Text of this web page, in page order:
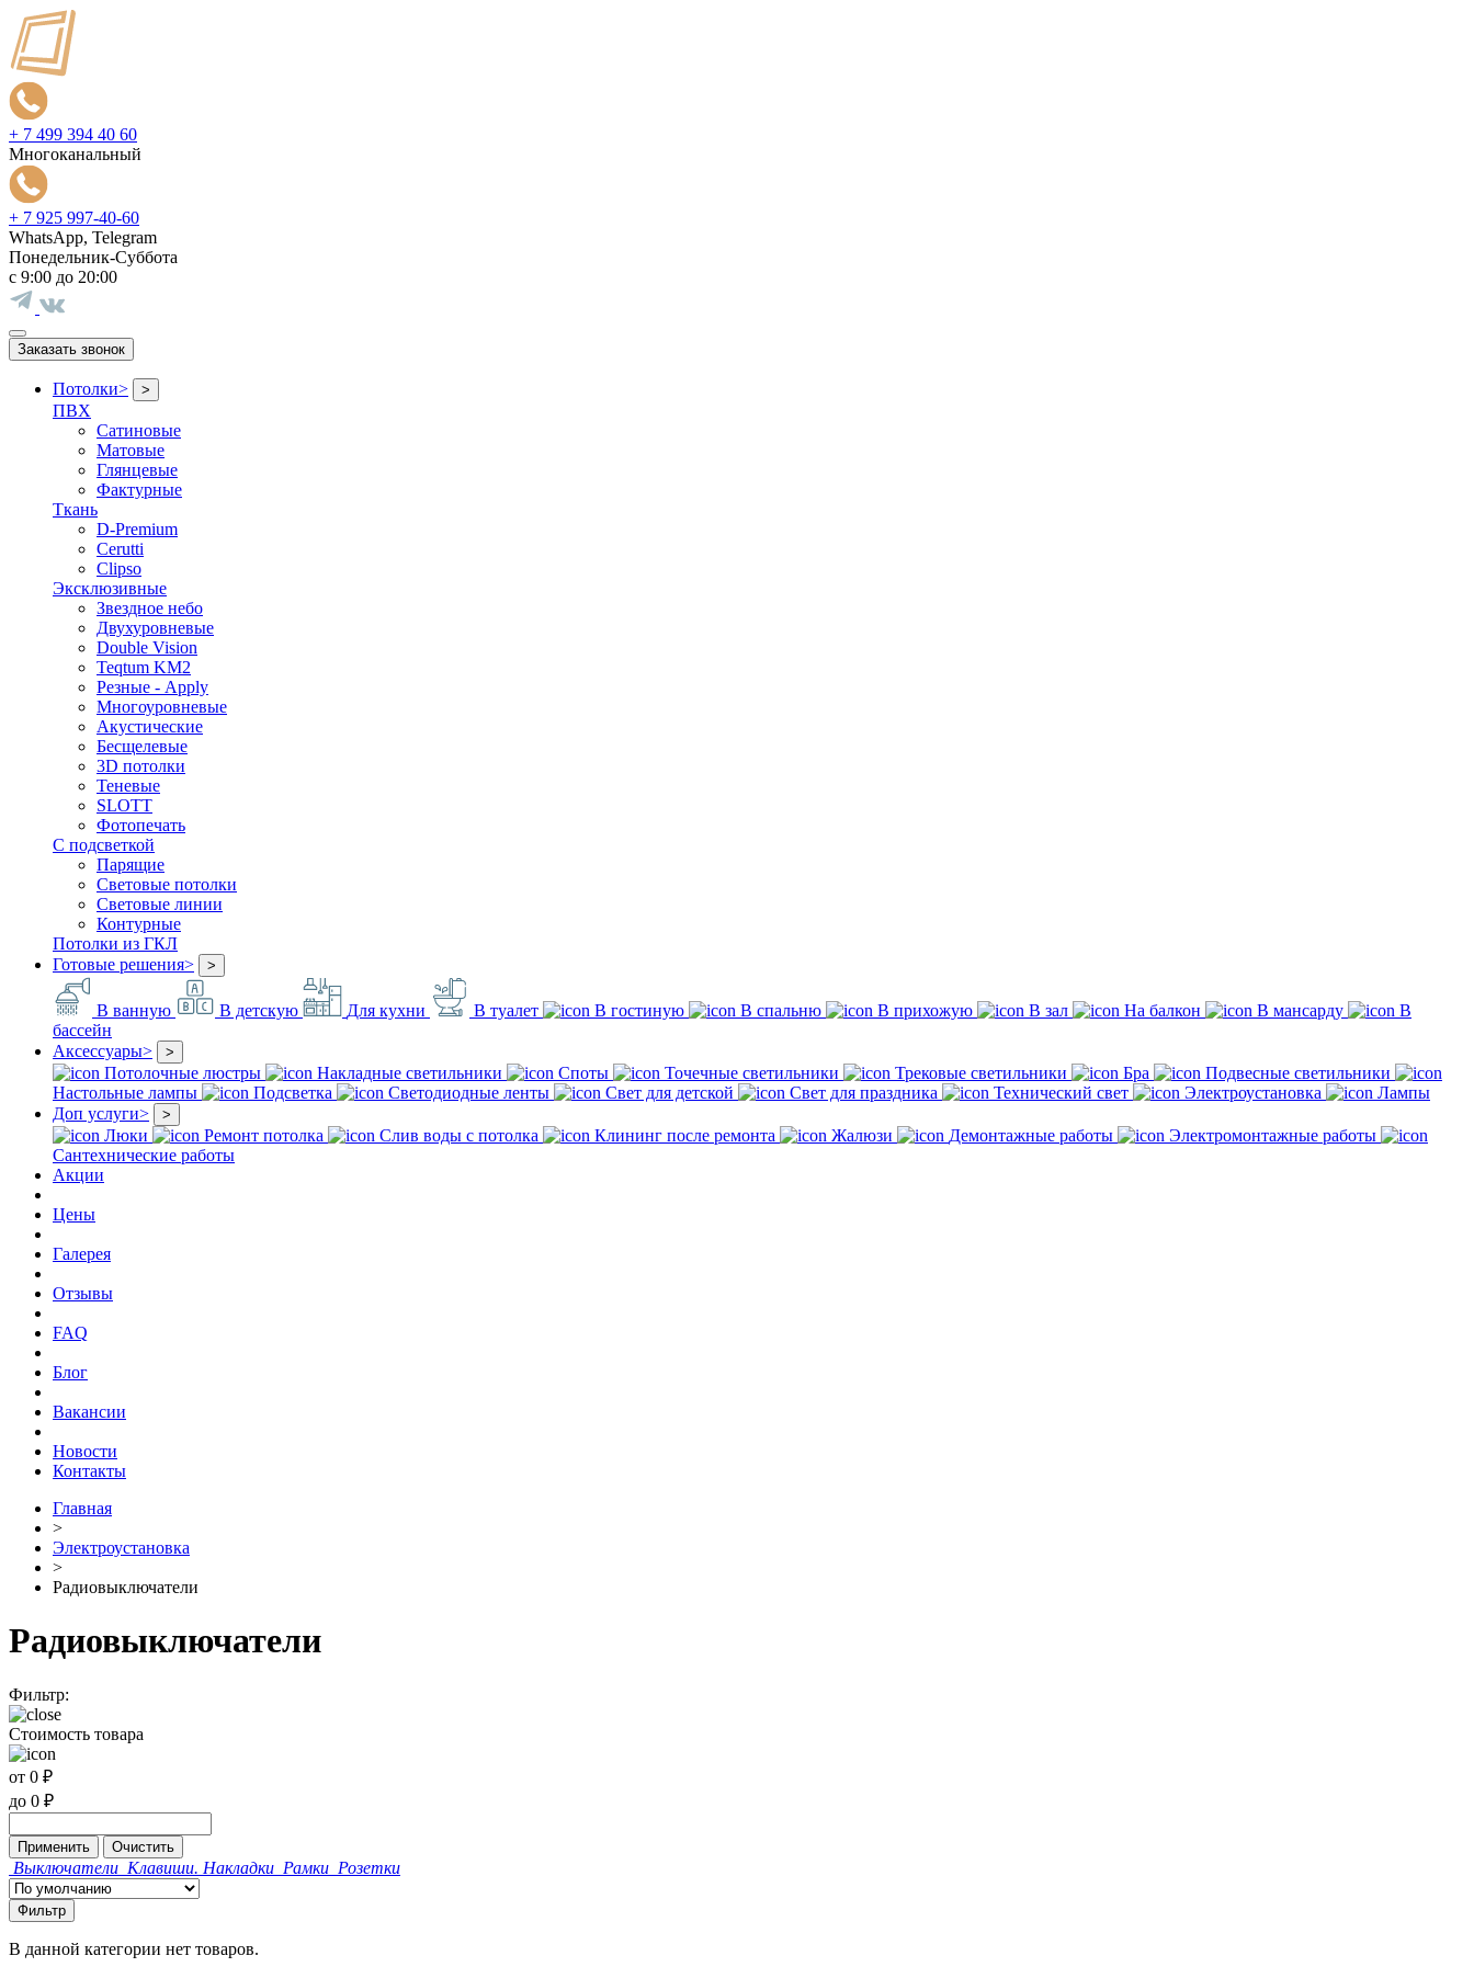
+ 7 499 394 40 60
Многоканальный
+ 7 925 997-40-60
WhatsApp, Telegram
Понедельник-Суббота
с 9:00 до 20:00
Заказать звонок
Потолки> >
ПВХ
Сатиновые
Матовые
Глянцевые
Фактурные
Ткань
D-Premium
Cerutti
Clipso
Эксклюзивные
Звездное небо
Двухуровневые
Double Vision
Teqtum KM2
Резные - Apply
Многоуровневые
Акустические
Бесщелевые
3D потолки
Теневые
SLOTT
Фотопечать
С подсветкой
Парящие
Световые потолки
Световые линии
Контурные
Потолки из ГКЛ
Готовые решения> >
В ванную В детскую Для кухни В туалет В гостиную В спальню В прихожую В зал На балкон В мансарду
В
бассейн
Аксессуары> >
Потолочные люстры Накладные светильники Споты Точечные светильники Трековые светильники Бра
Подвесные светильники
Настольные лампы
Подсветка Светодиодные ленты Свет для детской Свет для праздника Технический свет Электроустановка
Лампы
Доп услуги> >
Люки Ремонт потолка Слив воды с потолка Клининг после ремонта Жалюзи Демонтажные работы
Электромонтажные работы
Сантехнические работы
Акции
Цены
Галерея
Отзывы
FAQ
Блог
Вакансии
Новости
Контакты
Главная
>
Электроустановка
>
Радиовыключатели
Радиовыключатели
Фильтр:
Стоимость товара
от 0 ₽
до 0 ₽
Применить Очистить
Выключатели Клавиши. Накладки Рамки Розетки
Фильтр
В данной категории нет товаров.